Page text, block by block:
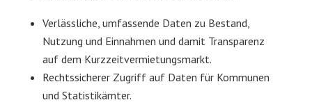
Verlässliche, umfassende Daten zu Bestand,
Nutzung und Einnahmen und damit Transparenz
auf dem Kurzzeitvermietungsmarkt.
Rechtssicherer Zugriff auf Daten für Kommunen
und Statistikämter.